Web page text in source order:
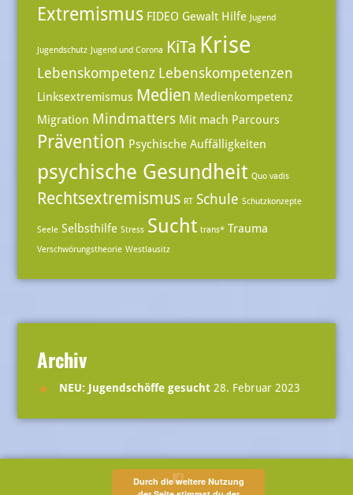
Extremismus FIDEO Gewalt Hilfe Jugend
Jugendschutz Jugend und Corona KiTa Krise
Lebenskompetenz Lebenskompetenzen
Linksextremismus Medien Medienkompetenz
Migration Mindmatters Mit mach Parcours
Prävention Psychische Auffälligkeiten
psychische Gesundheit Quo vadis
Rechtsextremismus RT Schule Schutzkonzepte
Seele Selbsthilfe Stress Sucht trans* Trauma
Verschwörungstheorie Westlausitz
Archiv
NEU: Jugendschöffe gesucht 28. Februar 2023
Menüeintrag
Durch die weitere Nutzung